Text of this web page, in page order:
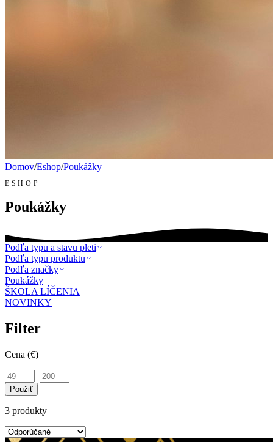
Domov/Eshop/Poukážky
ESHOP
Poukážky
Podľa typu a stavu pleti
Podľa typu produktu
Podľa značky
Poukážky
ŠKOLA LÍČENIA
NOVINKY
Filter
Cena (€)
–
Použiť
3 produkty